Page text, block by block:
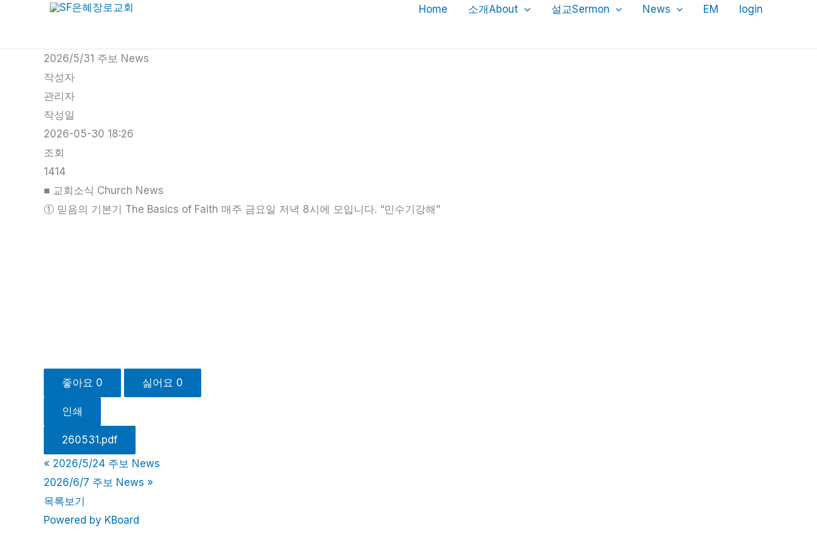
츠
Home 소개About 설교Sermon News EM login
2026/5/31 주보 News
작성자
관리자
작성일
2026-05-30 18:26
조회
1414
■ 교회소식 Church News
① 믿음의 기본기 The Basics of Faith 매주 금요일 저녁 8시에 모입니다. “민수기강해”
좋아요 0 싫어요 0
인쇄
260531.pdf
« 2026/5/24 주보 News
2026/6/7 주보 News »
목록보기
Powered by KBoard